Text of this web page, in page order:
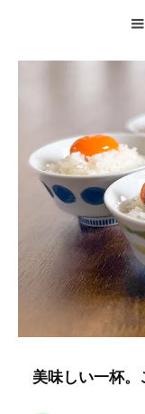
美味しい一杯。